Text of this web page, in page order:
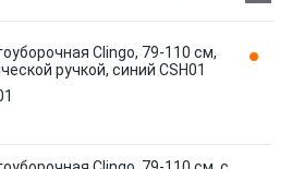
Clingo, 79-110 см,
ручкой, синий CSH01